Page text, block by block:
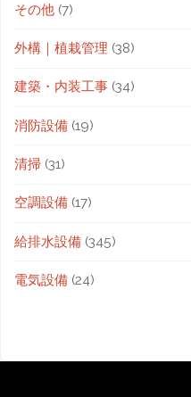
その他 (7)
外構｜植栽管理 (38)
建築・内装工事 (34)
消防設備 (19)
清掃 (31)
空調設備 (17)
給排水設備 (345)
電気設備 (24)